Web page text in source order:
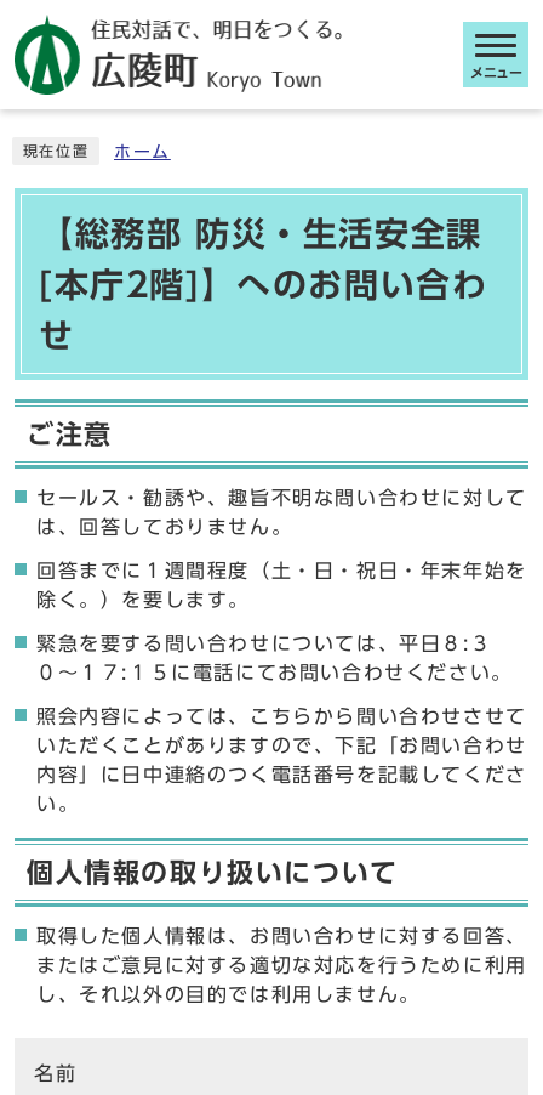
メニュー
現在位置 ホーム
【総務部 防災・生活安全課
[本庁2階]】へのお問い合わ
せ
ご注意
セールス・勧誘や、趣旨不明な問い合わせに対して
は、回答しておりません。
回答までに１週間程度（土・日・祝日・年末年始を
除く。）を要します。
緊急を要する問い合わせについては、平日８:３
０〜１７:１５に電話にてお問い合わせください。
照会内容によっては、こちらから問い合わせさせて
いただくことがありますので、下記「お問い合わせ
内容」に日中連絡のつく電話番号を記載してくださ
い。
個人情報の取り扱いについて
取得した個人情報は、お問い合わせに対する回答、
またはご意見に対する適切な対応を行うために利用
し、それ以外の目的では利用しません。
名前